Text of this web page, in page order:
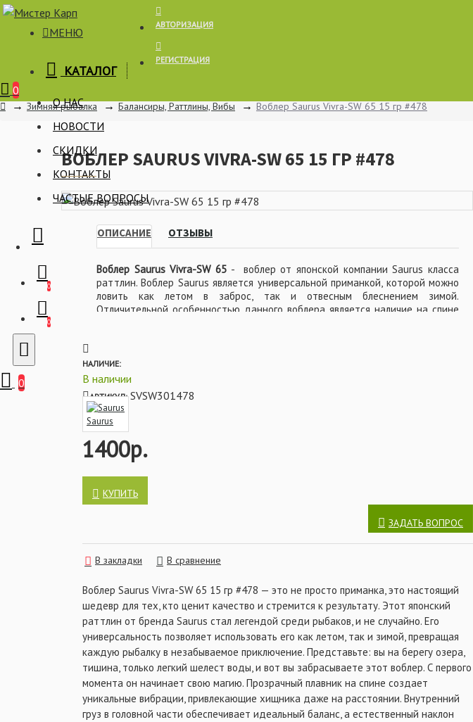
Корзина
МЕНЮ
КАТАЛОГ
О НАС
НОВОСТИ
СКИДКИ
КОНТАКТЫ
ЧАСТЫЕ ВОПРОСЫ
0
0
0
АВТОРИЗАЦИЯ
РЕГИСТРАЦИЯ
0
Зимняя рыбалка Балансиры, Раттлины, Вибы Воблер Saurus Vivra-SW 65 15 гр #478
ВОБЛЕР SAURUS VIVRA-SW 65 15 ГР #478
ОПИСАНИЕ ОТЗЫВЫ
Воблер Saurus Vivra-SW 65- воблер от японской компании Saurus класса
раттлин. Воблер Saurus является универсальной приманкой, которой можно
ловить как летом в заброс, так и отвесным блеснением зимой.
Отличительной особенностью данного воблера является наличие на спине
элементом балансировки. За счет данного груза раттлин все время
находится под наклоном и имеет максимально естественное положение,
дополнительно привлекая хищника. Свою популярность у рыбаков данный
воблер получил благодаря невероятно плавной и реалистичной игре. Saurus
Vivra-SW 65 отлично подходит для ловли судака, щуки и форели.
Характеристики:
- Модель: Vivra-SW
- Вес: 15 гр
1400р.
НАЛИЧИЕ:
В наличии
АРТИКУЛ: SVSW301478
Saurus
КУПИТЬ
ЗАДАТЬ ВОПРОС
В закладки В сравнение
Воблер Saurus Vivra-SW 65 15 гр #478 — это не просто приманка, это настоящий
шедевр для тех, кто ценит качество и стремится к результату. Этот японский
раттлин от бренда Saurus стал легендой среди рыбаков, и не случайно. Его
универсальность позволяет использовать его как летом, так и зимой, превращая
каждую рыбалку в незабываемое приключение. Представьте: вы на берегу озера,
тишина, только легкий шелест воды, и вот вы забрасываете этот воблер. С первого
момента он начинает свою магию. Прозрачный плавник на спине создает
уникальные вибрации, привлекающие хищника даже на расстоянии. Внутренний
груз в головной части обеспечивает идеальный баланс, а естественный наклон